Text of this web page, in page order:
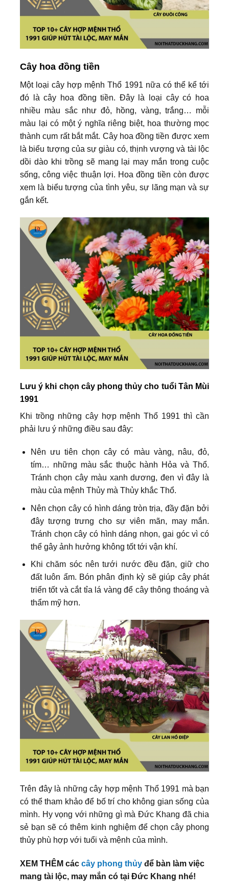
Cây hoa đồng tiền
Một loại cây hợp mệnh Thổ 1991 nữa có thể kể tới
đó là cây hoa đồng tiền. Đây là loại cây có hoa
nhiều màu sắc như đỏ, hồng, vàng, trắng… mỗi
màu lại có một ý nghĩa riêng biệt, hoa thường mọc
thành cụm rất bắt mắt. Cây hoa đồng tiền được xem
là biểu tượng của sự giàu có, thịnh vượng và tài lộc
dồi dào khi trồng sẽ mang lại may mắn trong cuộc
sống, công việc thuận lợi. Hoa đồng tiền còn được
xem là biểu tượng của tình yêu, sự lãng mạn và sự
gắn kết.
Lưu ý khi chọn cây phong thủy cho tuổi Tân Mùi
1991
Khi trồng những cây hợp mệnh Thổ 1991 thì cần
phải lưu ý những điều sau đây:
Nên ưu tiên chọn cây có màu vàng, nâu, đỏ,
tím… những màu sắc thuộc hành Hỏa và Thổ.
Tránh chọn cây màu xanh dương, đen vì đây là
màu của mệnh Thủy mà Thủy khắc Thổ.
Nên chọn cây có hình dáng tròn trịa, đầy đặn bởi
đây tượng trưng cho sự viên mãn, may mắn.
Tránh chọn cây có hình dáng nhọn, gai góc vì có
thể gây ảnh hưởng không tốt tới vận khí.
Khi chăm sóc nên tưới nước đều đặn, giữ cho
đất luôn ẩm. Bón phân định kỳ sẽ giúp cây phát
triển tốt và cắt tỉa lá vàng để cây thông thoáng và
thẩm mỹ hơn.
Trên đây là những cây hợp mệnh Thổ 1991 mà bạn
có thể tham khảo để bố trí cho không gian sống của
mình. Hy vọng với những gì mà Đức Khang đã chia
sẻ bạn sẽ có thêm kinh nghiệm để chọn cây phong
thủy phù hợp với tuổi và mệnh của mình.
XEM THÊM các cây phong thủy để bàn làm việc
mang tài lộc, may mắn có tại Đức Khang nhé!